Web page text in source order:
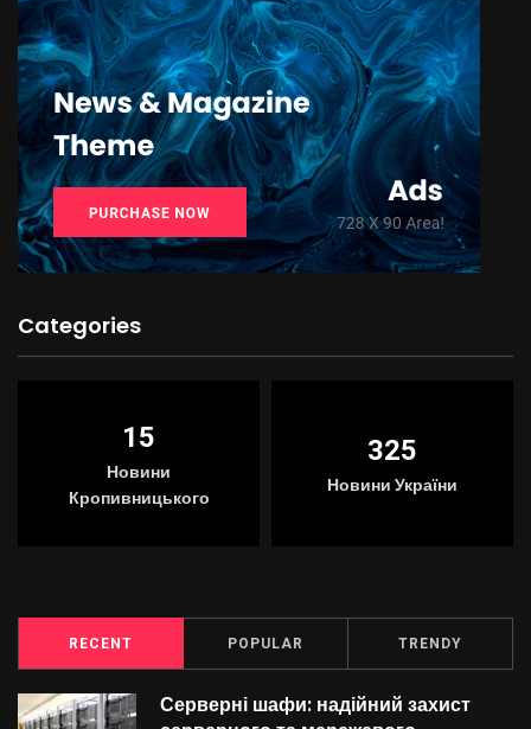
Categories
15
Новини
Кропивницького
325
Новини України
RECENT POPULAR TRENDY
Серверні шафи: надійний захист